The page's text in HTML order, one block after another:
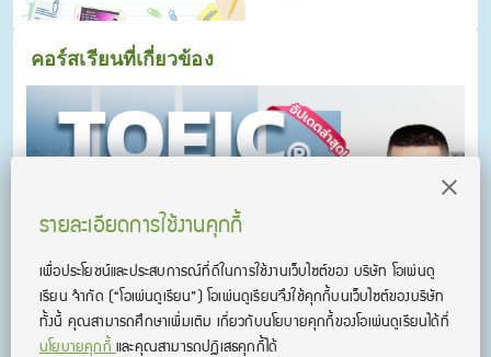
คอร์สเรียนที่เกี่ยวข้อง
คอร์ส KruDew ติวสอบ TOEICⓇ
รายละเอียดการใช้งานคุกกี้
เพื่อประโยชน์และประสบการณ์ที่ดีในการใช้งานเว็บไซต์ของ บริษัท โอเพ่นดู
เรียน จํากัด (“โอเพ่นดูเรียน”)โอเพ่นดูเรียนจึงใช้คุกกี้บนเว็บไซต์ของบริษัท
ทั้งนี้ คุณสามารถศึกษาเพิ่มเติม เกี่ยวกับนโยบายคุกกี้ของโอเพ่นดูเรียนได้ที่
นโยบายคุกกี้และคุณสามารถปฏิเสธคุกกี้ได้